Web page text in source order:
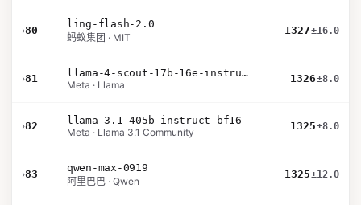
›80
ling-flash-2.0
蚂蚁集团 · MIT
1327±16.0
›81
llama-4-scout-17b-16e-instruct
Meta · Llama
1326±8.0
›82
llama-3.1-405b-instruct-bf16
Meta · Llama 3.1 Community
1325±8.0
›83
qwen-max-0919
阿里巴巴 · Qwen
1325±12.0